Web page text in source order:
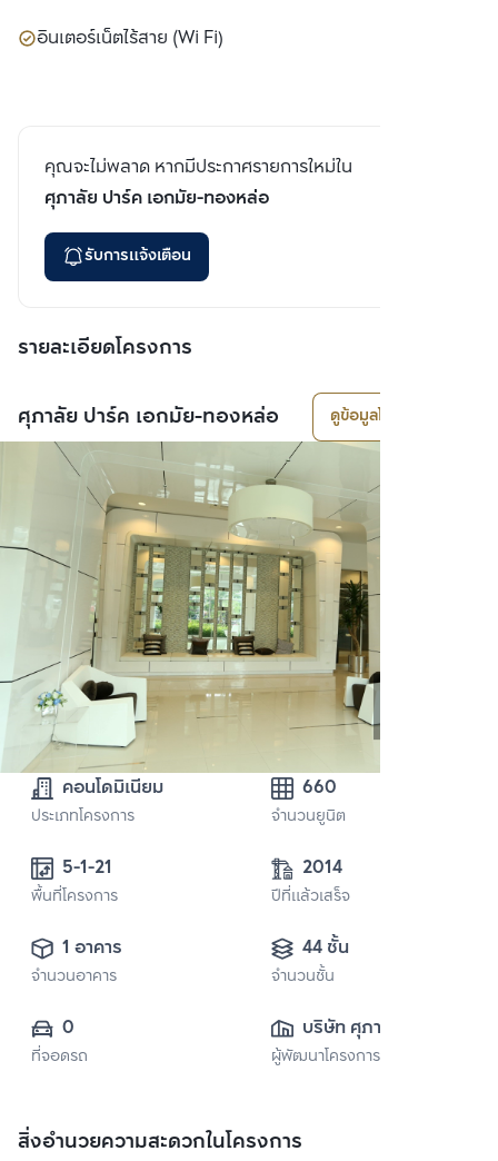
อินเตอร์เน็ตไร้สาย (Wi Fi)
คุณจะไม่พลาด หากมีประกาศรายการใหม่ใน
ศุภาลัย ปาร์ค เอกมัย-ทองหล่อ
รับการแจ้งเตือน
รายละเอียดโครงการ
ศุภาลัย ปาร์ค เอกมัย-ทองหล่อ ดูข้อมูลโครงการ
คอนโดมิเนียม
ประเภทโครงการ
660
จำนวนยูนิต
พื้นที่โครงการ
2014
ปีที่แล้วเสร็จ
1 อาคาร
จำนวนอาคาร
44 ชั้น
จำนวนชั้น
0
ที่จอดรถ
บริษัท ศุภาลัย จำกัด
(มหาชน)
ผู้พัฒนาโครงการ
สิ่งอำนวยความสะดวกในโครงการ